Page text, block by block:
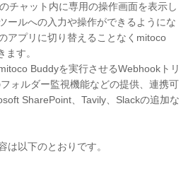
チャット内に専用の操作画面を表示し
ールへの入力や操作ができるようにな
アプリに切り替えることなくmitoco
す。
Buddyを実行させるWebhookトリ
ォルダー監視機能などの提供、連携可
SharePoint、Tavily、Slackの追加な
は以下のとおりです。